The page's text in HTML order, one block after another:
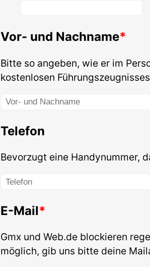
Vor- und Nachname
Bitte so angeben, wie er im
kostenlosen
Telefon
Bevorzugt eine Handynummer,
E-Mail
Gmx und Web.de blockieren
möglich, gib uns bitte deine